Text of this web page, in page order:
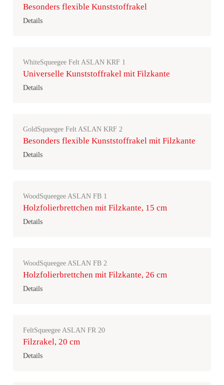
Besonders flexible Kunststoffrakel
Details
WhiteSqueegee Felt ASLAN KRF 1
Universelle Kunststoffrakel mit Filzkante
Details
GoldSqueegee Felt ASLAN KRF 2
Besonders flexible Kunststoffrakel mit Filzkante
Details
WoodSqueegee ASLAN FB 1
Holzfolierbrettchen mit Filzkante, 15 cm
Details
WoodSqueegee ASLAN FB 2
Holzfolierbrettchen mit Filzkante, 26 cm
Details
FeltSqueegee ASLAN FR 20
Filzrakel, 20 cm
Details